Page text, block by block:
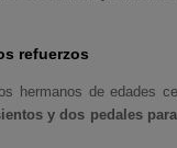
refuerzos
hermanos de edades
y dos pedales